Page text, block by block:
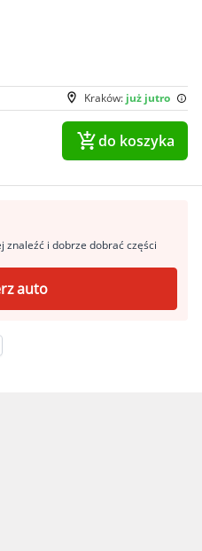
Kraków: już jutro
do koszyka
znaleźć i dobrze dobrać części
auto